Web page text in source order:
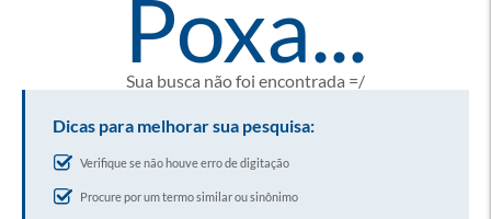
poxa...
Sua busca não foi encontrada =/
Dicas para melhorar sua pesquisa:
Verifique se não houve erro de digitação
Procure por um termo similar ou sinônimo